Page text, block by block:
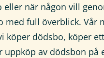
eller när någon vill
med full överblick. Vår
köper dödsbo, köper
uppköp av dödsbon på